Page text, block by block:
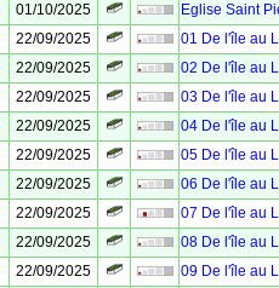
01/10/2025
Eglise Saint
22/09/2025
01 De l'île au
22/09/2025
02 De l'île au
22/09/2025
03 De l'île au
22/09/2025
04 De l'île au
22/09/2025
05 De l'île au
22/09/2025
06 De l'île au
22/09/2025
07 De l'île au
22/09/2025
08 De l'île au
22/09/2025
09 De l'île au